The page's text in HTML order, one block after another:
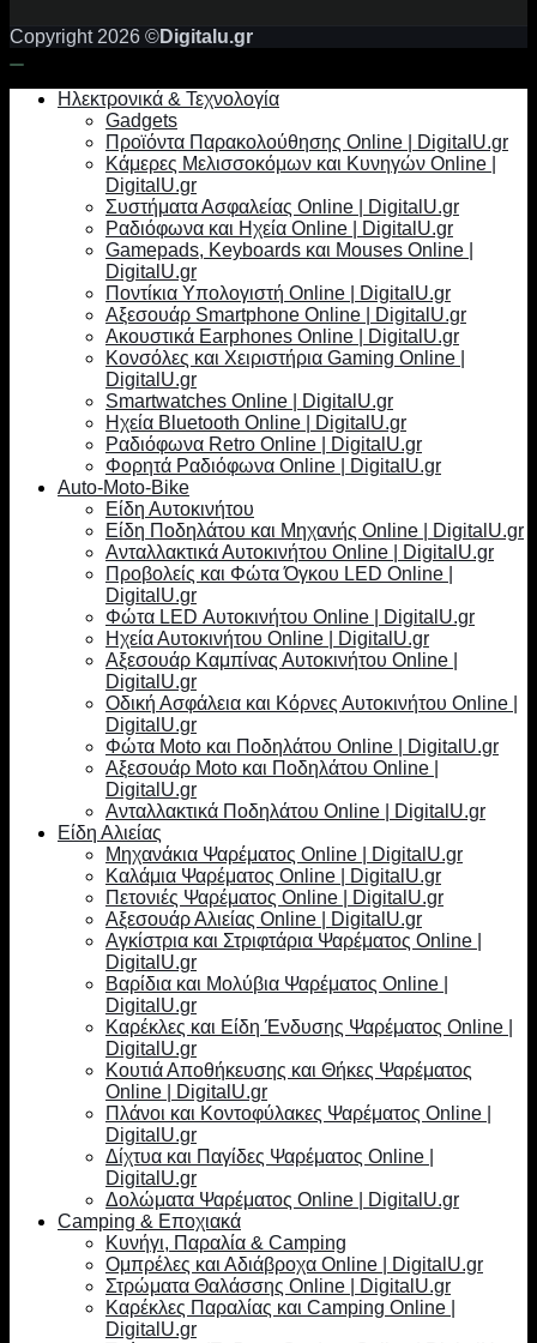
Copyright 2026 ©Digitalu.gr
Ηλεκτρονικά & Τεχνολογία
Gadgets
Προϊόντα Παρακολούθησης Online | DigitalU.gr
Κάμερες Μελισσοκόμων και Κυνηγών Online |
DigitalU.gr
Συστήματα Ασφαλείας Online | DigitalU.gr
Ραδιόφωνα και Ηχεία Online | DigitalU.gr
Gamepads, Keyboards και Mouses Online |
DigitalU.gr
Ποντίκια Υπολογιστή Online | DigitalU.gr
Αξεσουάρ Smartphone Online | DigitalU.gr
Ακουστικά Earphones Online | DigitalU.gr
Κονσόλες και Χειριστήρια Gaming Online |
DigitalU.gr
Smartwatches Online | DigitalU.gr
Ηχεία Bluetooth Online | DigitalU.gr
Ραδιόφωνα Retro Online | DigitalU.gr
Φορητά Ραδιόφωνα Online | DigitalU.gr
Auto-Moto-Bike
Είδη Αυτοκινήτου
Είδη Ποδηλάτου και Μηχανής Online | DigitalU.gr
Ανταλλακτικά Αυτοκινήτου Online | DigitalU.gr
Προβολείς και Φώτα Όγκου LED Online |
DigitalU.gr
Φώτα LED Αυτοκινήτου Online | DigitalU.gr
Ηχεία Αυτοκινήτου Online | DigitalU.gr
Αξεσουάρ Καμπίνας Αυτοκινήτου Online |
DigitalU.gr
Οδική Ασφάλεια και Κόρνες Αυτοκινήτου Online |
DigitalU.gr
Φώτα Moto και Ποδηλάτου Online | DigitalU.gr
Αξεσουάρ Moto και Ποδηλάτου Online |
DigitalU.gr
Ανταλλακτικά Ποδηλάτου Online | DigitalU.gr
Είδη Αλιείας
Μηχανάκια Ψαρέματος Online | DigitalU.gr
Καλάμια Ψαρέματος Online | DigitalU.gr
Πετονιές Ψαρέματος Online | DigitalU.gr
Αξεσουάρ Αλιείας Online | DigitalU.gr
Αγκίστρια και Στριφτάρια Ψαρέματος Online |
DigitalU.gr
Βαρίδια και Μολύβια Ψαρέματος Online |
DigitalU.gr
Καρέκλες και Είδη Ένδυσης Ψαρέματος Online |
DigitalU.gr
Κουτιά Αποθήκευσης και Θήκες Ψαρέματος
Online | DigitalU.gr
Πλάνοι και Κοντοφύλακες Ψαρέματος Online |
DigitalU.gr
Δίχτυα και Παγίδες Ψαρέματος Online |
DigitalU.gr
Δολώματα Ψαρέματος Online | DigitalU.gr
Camping & Εποχιακά
Κυνήγι, Παραλία & Camping
Ομπρέλες και Αδιάβροχα Online | DigitalU.gr
Στρώματα Θαλάσσης Online | DigitalU.gr
Καρέκλες Παραλίας και Camping Online |
DigitalU.gr